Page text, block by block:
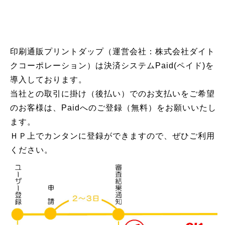
印刷通販プリントダップ（運営会社：株式会社ダイト
クコーポレーション）は決済システムPaid(ペイド)を
導入しております。
当社との取引に掛け（後払い）でのお支払いをご希望
のお客様は、Paidへのご登録（無料）をお願いいたし
ます。
ＨＰ上でカンタンに登録ができますので、ぜひご利用
ください。